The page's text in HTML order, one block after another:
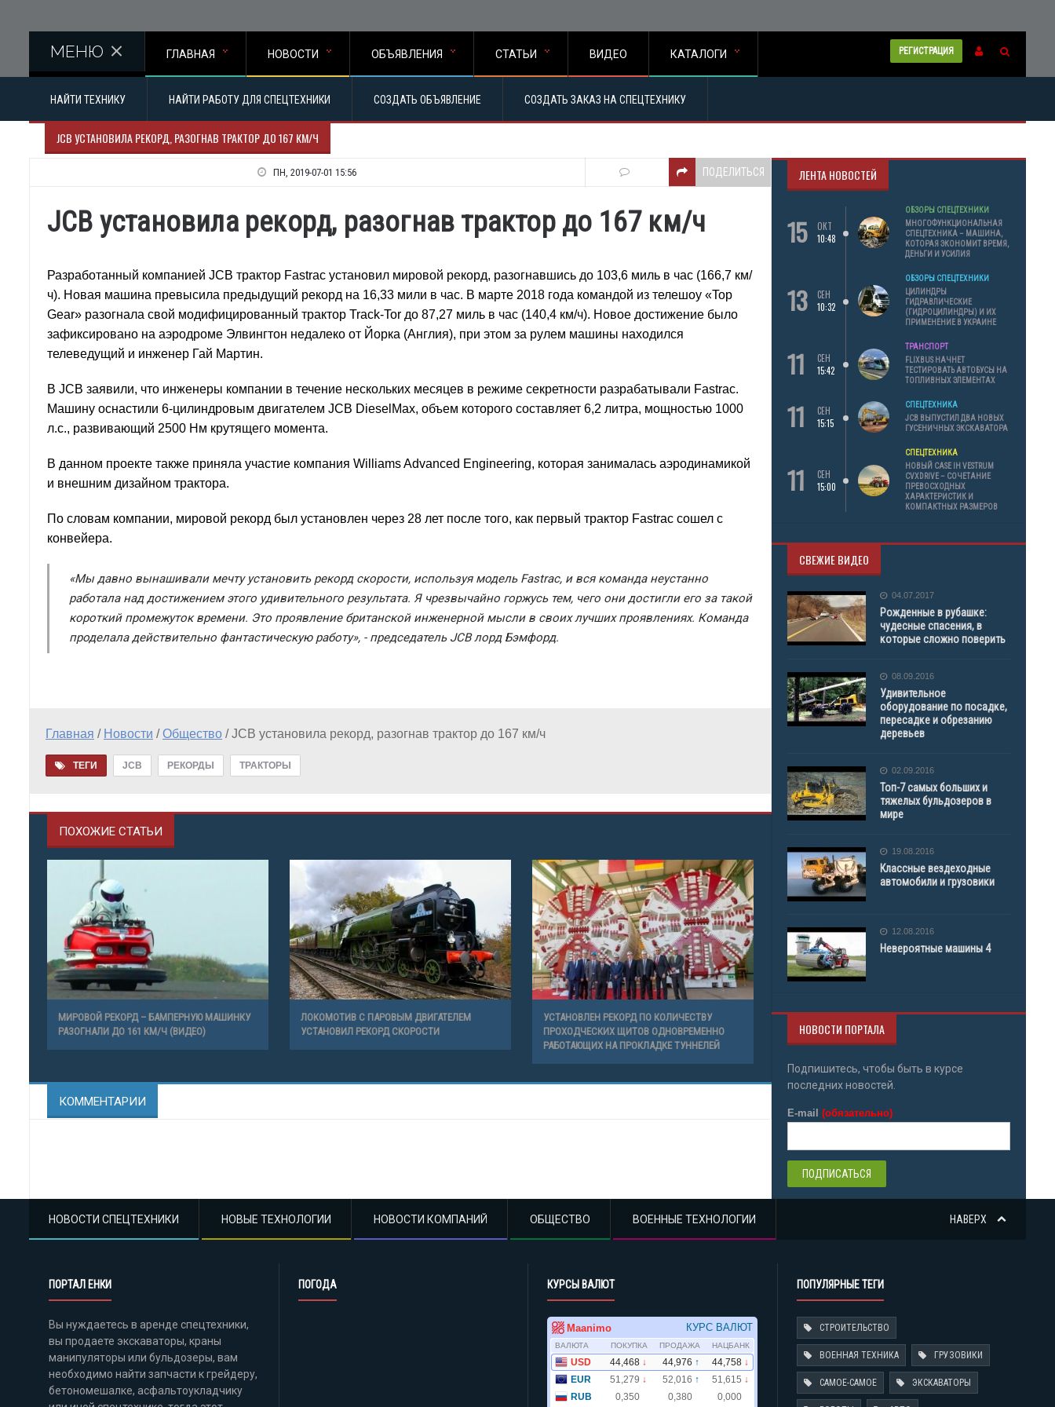
РЕГИСТРАЦИЯ
МЕНЮ ГЛАВНАЯ НОВОСТИ ОБЪЯВЛЕНИЯ СТАТЬИ ВИДЕО КАТАЛОГИ
НАЙТИ ТЕХНИКУ НАЙТИ РАБОТУ ДЛЯ СПЕЦТЕХНИКИ СОЗДАТЬ ОБЪЯВЛЕНИЕ СОЗДАТЬ ЗАКАЗ НА СПЕЦТЕХНИКУ
JCB УСТАНОВИЛА РЕКОРД, РАЗОГНАВ ТРАКТОР ДО 167 КМ/Ч
ПН, 2019-07-01 15:56 ПОДЕЛИТЬСЯ
JCB установила рекорд, разогнав трактор до 167 км/ч
Разработанный компанией JCB трактор Fastrac установил мировой рекорд, разогнавшись до 103,6 миль в час (166,7 км/
ч). Новая машина превысила предыдущий рекорд на 16,33 мили в час. В марте 2018 года командой из телешоу «Top
Gear» разогнала свой модифицированный трактор Track-Tor до 87,27 миль в час (140,4 км/ч). Новое достижение было
зафиксировано на аэродроме Элвингтон недалеко от Йорка (Англия), при этом за рулем машины находился
телеведущий и инженер Гай Мартин.
В JCB заявили, что инженеры компании в течение нескольких месяцев в режиме секретности разрабатывали Fastrac.
Машину оснастили 6-цилиндровым двигателем JCB DieselMax, объем которого составляет 6,2 литра, мощностью 1000
л.с., развивающий 2500 Нм крутящего момента.
В данном проекте также приняла участие компания Williams Advanced Engineering, которая занималась аэродинамикой
и внешним дизайном трактора.
По словам компании, мировой рекорд был установлен через 28 лет после того, как первый трактор Fastrac сошел с
конвейера.
«Мы давно вынашивали мечту установить рекорд скорости, используя модель Fastrac, и вся команда неустанно
работала над достижением этого удивительного результата. Я чрезвычайно горжусь тем, чего они достигли его за такой
короткий промежуток времени. Это проявление британской инженерной мысли в своих лучших проявлениях. Команда
проделала действительно фантастическую работу», - председатель JCB лорд Бэмфорд.
Главная / Новости / Общество / JCB установила рекорд, разогнав трактор до 167 км/ч
ТЕГИ JCB РЕКОРДЫ ТРАКТОРЫ
ПОХОЖИЕ СТАТЬИ
МИРОВОЙ РЕКОРД – БАМПЕРНУЮ МАШИНКУ
РАЗОГНАЛИ ДО 161 КМ/Ч (ВИДЕО)
ЛОКОМОТИВ С ПАРОВЫМ ДВИГАТЕЛЕМ
УСТАНОВИЛ РЕКОРД СКОРОСТИ
УСТАНОВЛЕН РЕКОРД ПО КОЛИЧЕСТВУ
ПРОХОДЧЕСКИХ ЩИТОВ ОДНОВРЕМЕННО
РАБОТАЮЩИХ НА ПРОКЛАДКЕ ТУННЕЛЕЙ
КОММЕНТАРИИ
ЛЕНТА НОВОСТЕЙ
15
ОКТ
10:48
ОБЗОРЫ СПЕЦТЕХНИКИ
МНОГОФУНКЦИОНАЛЬНАЯ
СПЕЦТЕХНИКА – МАШИНА,
КОТОРАЯ ЭКОНОМИТ ВРЕМЯ,
ДЕНЬГИ И УСИЛИЯ
13
СЕН
10:32
ОБЗОРЫ СПЕЦТЕХНИКИ
ЦИЛИНДРЫ
ГИДРАВЛИЧЕСКИЕ
(ГИДРОЦИЛИНДРЫ) И ИХ
ПРИМЕНЕНИЕ В УКРАИНЕ
11
СЕН
15:42
ТРАНСПОРТ
FLIXBUS НАЧНЕТ
ТЕСТИРОВАТЬ АВТОБУСЫ НА
ТОПЛИВНЫХ ЭЛЕМЕНТАХ
11
СЕН
15:15
СПЕЦТЕХНИКА
JCB ВЫПУСТИЛ ДВА НОВЫХ
ГУСЕНИЧНЫХ ЭКСКАВАТОРА
11
СЕН
15:00
СПЕЦТЕХНИКА
НОВЫЙ CASE IH VESTRUM
CVXDRIVE – СОЧЕТАНИЕ
ПРЕВОСХОДНЫХ
ХАРАКТЕРИСТИК И
КОМПАКТНЫХ РАЗМЕРОВ
СВЕЖИЕ ВИДЕО
04.07.2017
Рожденные в рубашке:
чудесные спасения, в
которые сложно поверить
08.09.2016
Удивительное
оборудование по посадке,
пересадке и обрезанию
деревьев
02.09.2016
Топ-7 самых больших и
тяжелых бульдозеров в
мире
19.08.2016
Классные вездеходные
автомобили и грузовики
12.08.2016
Невероятные машины 4
НОВОСТИ ПОРТАЛА
Подпишитесь, чтобы быть в курсе
последних новостей.
E-mail (обязательно)
НАВЕРХ
НОВОСТИ СПЕЦТЕХНИКИ НОВЫЕ ТЕХНОЛОГИИ НОВОСТИ КОМПАНИЙ ОБЩЕСТВО ВОЕННЫЕ ТЕХНОЛОГИИ
ПОРТАЛ ЕНКИ
Вы нуждаетесь в аренде спецтехники,
вы продаете экскаваторы, краны
манипуляторы или бульдозеры, вам
необходимо найти запчасти к грейдеру,
бетономешалке, асфальтоукладчику
ПОГОДА КУРСЫ ВАЛЮТ ПОПУЛЯРНЫЕ ТЕГИ
СТРОИТЕЛЬСТВО
ВОЕННАЯ ТЕХНИКА ГРУЗОВИКИ
САМОЕ-САМОЕ ЭКСКАВАТОРЫ